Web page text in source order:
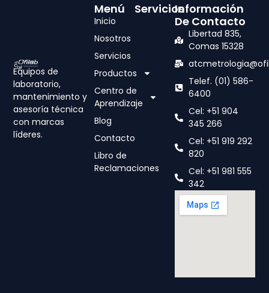
Equipos de
laboratorio,
mantenimiento y
asesoría técnica
con marcas
líderes.
Servicios
Menú
Inicio
Nosotros
Servicios
Productos
Centro de
Aprendizaje
Blog
Contacto
Libro de
Reclamaciones
Información
De Contacto
Libertad 835,
Comas 15328
Telef. (01) 586-
6400
Cel: +51 904
345 266
Cel: +51 919 292
820
Cel: +51 981 555
342